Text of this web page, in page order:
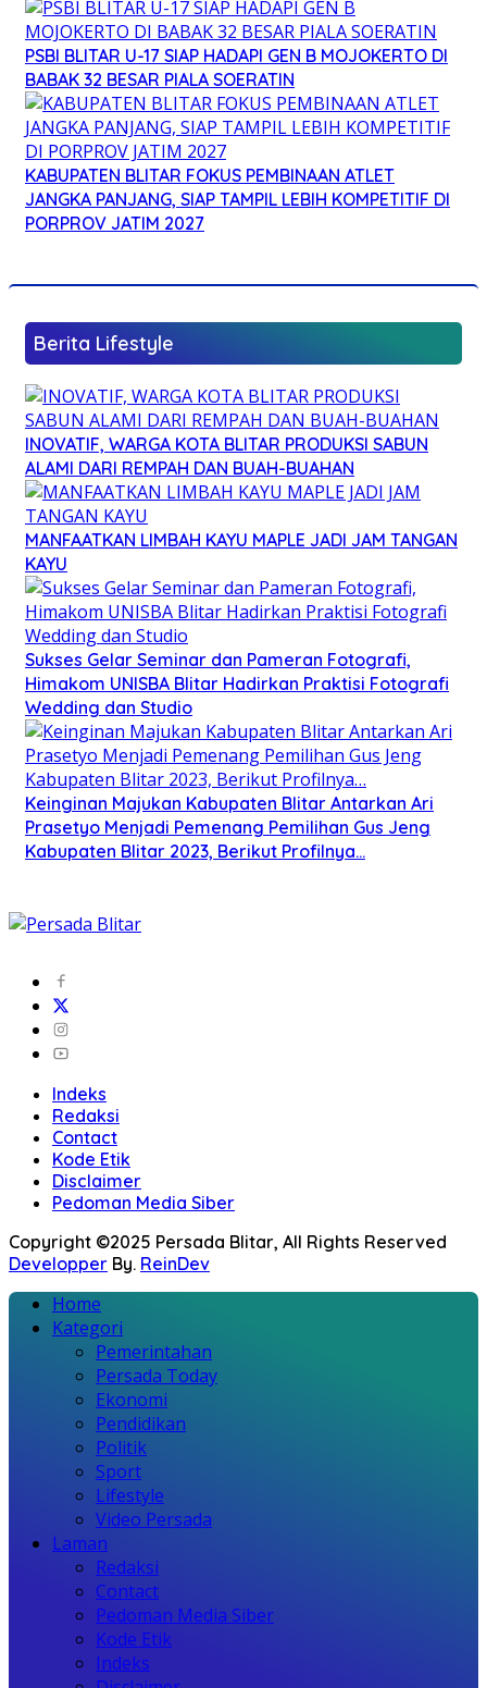
PSBI BLITAR U-17 SIAP HADAPI GEN B MOJOKERTO DI
BABAK 32 BESAR PIALA SOERATIN
KABUPATEN BLITAR FOKUS PEMBINAAN ATLET
JANGKA PANJANG, SIAP TAMPIL LEBIH KOMPETITIF DI
PORPROV JATIM 2027
Berita Lifestyle
INOVATIF, WARGA KOTA BLITAR PRODUKSI SABUN
ALAMI DARI REMPAH DAN BUAH-BUAHAN
MANFAATKAN LIMBAH KAYU MAPLE JADI JAM TANGAN
KAYU
Sukses Gelar Seminar dan Pameran Fotografi,
Himakom UNISBA Blitar Hadirkan Praktisi Fotografi
Wedding dan Studio
Keinginan Majukan Kabupaten Blitar Antarkan Ari
Prasetyo Menjadi Pemenang Pemilihan Gus Jeng
Kabupaten Blitar 2023, Berikut Profilnya…
Indeks
Redaksi
Contact
Kode Etik
Disclaimer
Pedoman Media Siber
Copyright ©2025 Persada Blitar, All Rights Reserved
Developper By. ReinDev
Home
Kategori
Pemerintahan
Persada Today
Ekonomi
Pendidikan
Politik
Sport
Lifestyle
Video Persada
Laman
Redaksi
Contact
Pedoman Media Siber
Kode Etik
Indeks